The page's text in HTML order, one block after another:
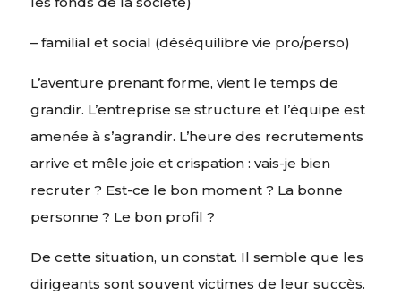
– familial et social (déséquilibre vie pro/perso)
L’aventure prenant forme, vient le temps de
grandir. L’entreprise se structure et l’équipe est
amenée à s’agrandir. L’heure des recrutements
arrive et mêle joie et crispation : vais-je bien
recruter ? Est-ce le bon moment ? La bonne
personne ? Le bon profil ?
De cette situation, un constat. Il semble que les
dirigeants sont souvent victimes de leur succès.